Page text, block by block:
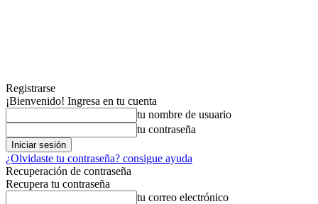
Registrarse
¡Bienvenido! Ingresa en tu cuenta
tu nombre de usuario
tu contraseña
¿Olvidaste tu contraseña? consigue ayuda
Recuperación de contraseña
Recupera tu contraseña
tu correo electrónico